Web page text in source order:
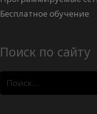
Бесплатное обучение
Поиск по сайту
Найти: